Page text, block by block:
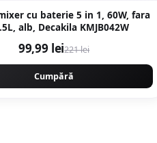
cu baterie 5 in 1, 60W, fara
alb, Decakila KMJB042W
99,99 lei221 lei
Cumpără